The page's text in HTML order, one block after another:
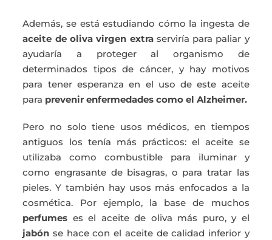
Además, se está estudiando cómo la ingesta de
aceite de oliva virgen extraserviría para paliar y
ayudaría a proteger al organismo de
determinados tipos de cáncer, y hay motivos
para tener esperanza en el uso de este aceite
para prevenir enfermedades como el Alzheimer.
Pero no solo tiene usos médicos, en tiempos
antiguos los tenía más prácticos: el aceite se
utilizaba como combustible para iluminar y
como engrasante de bisagras, o para tratar las
pieles. Y también hay usos más enfocados a la
cosmética. Por ejemplo, la base de muchos
perfumes es el aceite de oliva más puro, y el
jabón se hace con el aceite de calidad inferior y